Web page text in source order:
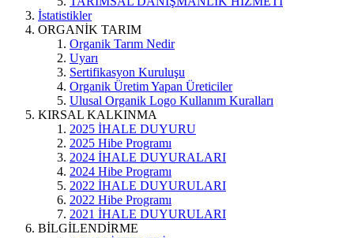
İstatistikler
ORGANİK TARIM
Organik Tarım Nedir
Uyarı
Sertifikasyon Kuruluşu
Organik Üretim Yapan Üreticiler
Ulusal Organik Logo Kullanım Kuralları
KIRSAL KALKINMA
2025 İHALE DUYURU
2025 Hibe Programı
2024 İHALE DUYURALARI
2024 Hibe Programı
2022 İHALE DUYURULARI
2022 Hibe Programı
2021 İHALE DUYURULARI
BİLGİLENDİRME